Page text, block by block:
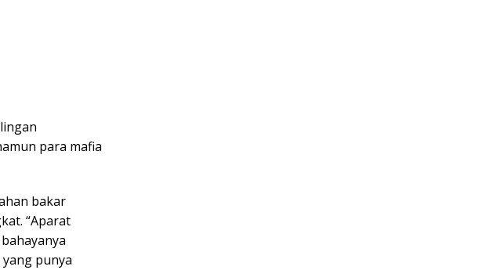
para mafia
bakar
“Aparat
punya